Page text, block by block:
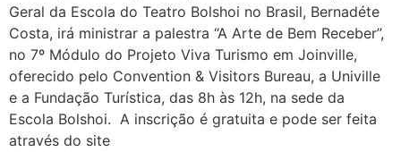
Geral da Escola do Teatro Bolshoi no Brasil, Bernadéte
Costa, irá ministrar a palestra “A Arte de Bem Receber”,
no 7º Módulo do Projeto Viva Turismo em Joinville,
oferecido pelo Convention & Visitors Bureau, a Univille
e a Fundação Turística, das 8h às 12h, na sede da
Escola Bolshoi. A inscrição é gratuita e pode ser feita
através do site